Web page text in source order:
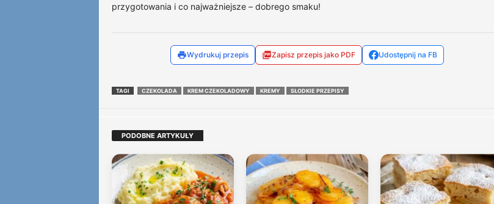
przygotowania i co najważniejsze – dobrego smaku!
Wydrukuj przepis Zapisz przepis jako PDF Udostępnij na FB
TAGI CZEKOLADA KREM CZEKOLADOWY KREMY SŁODKIE PRZEPISY
PODOBNE ARTYKUŁY